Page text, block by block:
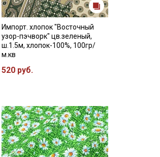
Импорт. хлопок "Восточный
узор-пэчворк" цв.зеленый,
ш.1.5м, хлопок-100%, 100гр/
м.кв
520 руб.